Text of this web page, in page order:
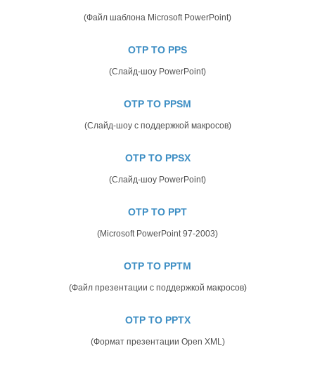
(Файл шаблона Microsoft PowerPoint)
OTP TO PPS
(Слайд-шоу PowerPoint)
OTP TO PPSM
(Слайд-шоу с поддержкой макросов)
OTP TO PPSX
(Слайд-шоу PowerPoint)
OTP TO PPT
(Microsoft PowerPoint 97-2003)
OTP TO PPTM
(Файл презентации с поддержкой макросов)
OTP TO PPTX
(Формат презентации Open XML)